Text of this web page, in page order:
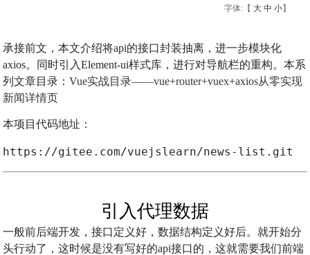
字体:【 大 中 小】
承接前文，本文介绍将api的接口封装抽离，进一步模块化
axios。同时引入Element-ui样式库，进行对导航栏的重构。本系
列文章目录：Vue实战目录——vue+router+vuex+axios从零实现
新闻详情页
本项目代码地址：
https://gitee.com/vuejslearn/news-list.git
引入代理数据
一般前后端开发，接口定义好，数据结构定义好后。就开始分
头行动了，这时候是没有写好的api接口的，这就需要我们前端